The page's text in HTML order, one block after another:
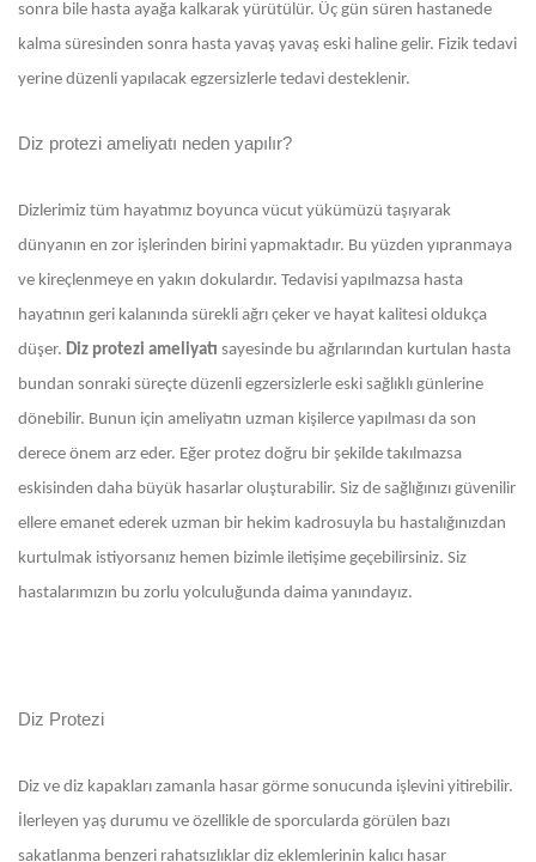
sonra bile hasta ayağa kalkarak yürütülür. Üç gün süren hastanede
kalma süresinden sonra hasta yavaş yavaş eski haline gelir. Fizik tedavi
yerine düzenli yapılacak egzersizlerle tedavi desteklenir.
Diz protezi ameliyatı neden yapılır?
Dizlerimiz tüm hayatımız boyunca vücut yükümüzü taşıyarak
dünyanın en zor işlerinden birini yapmaktadır. Bu yüzden yıpranmaya
ve kireçlenmeye en yakın dokulardır. Tedavisi yapılmazsa hasta
hayatının geri kalanında sürekli ağrı çeker ve hayat kalitesi oldukça
düşer. Diz protezi ameliyatı sayesinde bu ağrılarından kurtulan hasta
bundan sonraki süreçte düzenli egzersizlerle eski sağlıklı günlerine
dönebilir. Bunun için ameliyatın uzman kişilerce yapılması da son
derece önem arz eder. Eğer protez doğru bir şekilde takılmazsa
eskisinden daha büyük hasarlar oluşturabilir. Siz de sağlığınızı güvenilir
ellere emanet ederek uzman bir hekim kadrosuyla bu hastalığınızdan
kurtulmak istiyorsanız hemen bizimle iletişime geçebilirsiniz. Siz
hastalarımızın bu zorlu yolculuğunda daima yanındayız.
Diz Protezi
Diz ve diz kapakları zamanla hasar görme sonucunda işlevini yitirebilir.
İlerleyen yaş durumu ve özellikle de sporcularda görülen bazı
sakatlanma benzeri rahatsızlıklar diz eklemlerinin kalıcı hasar